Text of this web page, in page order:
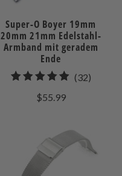
Super-O Boyer 19mm
20mm 21mm Edelstahl-
Armband mit geradem
Ende
(32)32
$55.99